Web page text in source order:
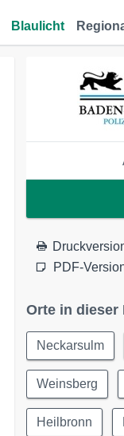
Blaulicht
PDF-
Orte in dieser
Neckarsulm
Weinsberg
Heilbronn